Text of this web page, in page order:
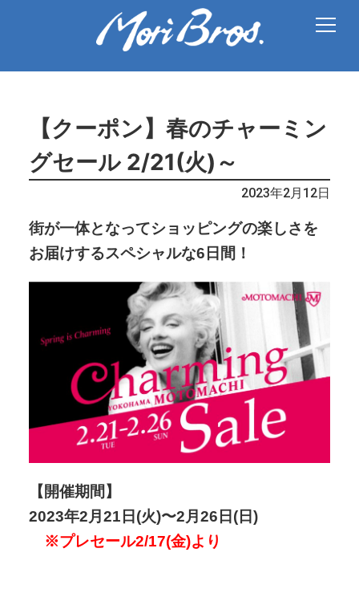
【クーポン】春のチャーミン
グセール 2/21(火)～
2023年2月12日
街が一体となってショッピングの楽しさを
お届けするスペシャルな6日間！
【開催期間】
2023年2月21日(火)〜2月26日(日)
※プレセール2/17(金)より